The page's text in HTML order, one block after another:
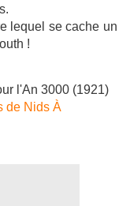
lequel se cache un
!
l'An 3000 (1921)
de Nids À